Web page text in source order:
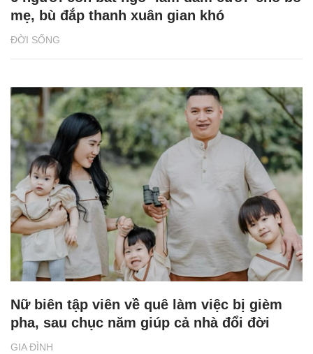
ĐỜI SỐNG
mẹ, bù đắp thanh xuân gian khó
GIA ĐÌNH
Nữ biên tập viên về quê làm việc bị gièm
pha, sau chục năm giúp cả nhà đổi đời